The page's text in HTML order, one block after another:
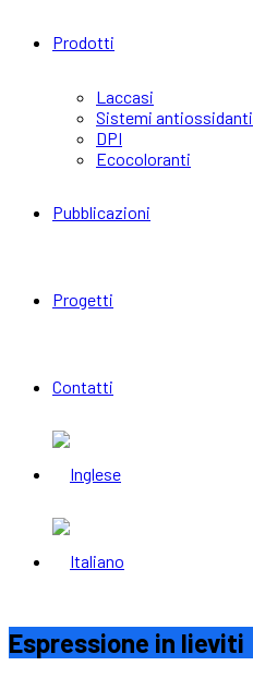
Prodotti
Laccasi
Sistemi antiossidanti
DPI
Ecocoloranti
Pubblicazioni
Progetti
Contatti
Espressione in lieviti